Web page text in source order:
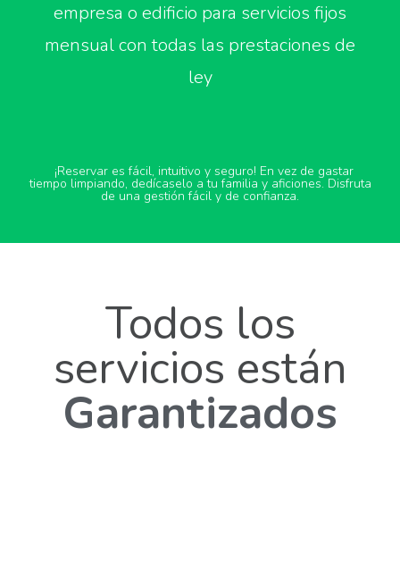
empresa o edificio para servicios fijos
mensual con todas las prestaciones de
ley
¡Reservar es fácil, intuitivo y seguro! En vez de gastar
tiempo limpiando, dedícaselo a tu familia y aficiones. Disfruta
de una gestión fácil y de confianza.
Todos los
servicios están
Garantizados